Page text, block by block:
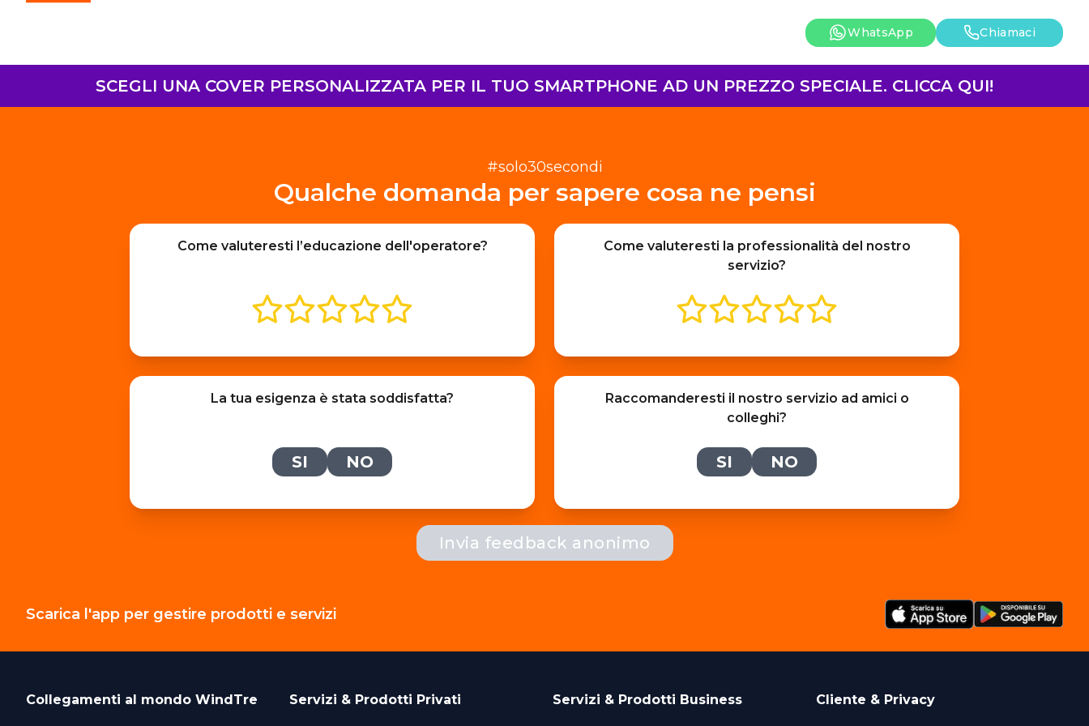
WhatsApp Chiamaci
SCEGLI UNA COVER PERSONALIZZATA PER IL TUO SMARTPHONE AD UN PREZZO SPECIALE. CLICCA QUI!
#solo30secondi
Qualche domanda per sapere cosa ne pensi
Come valuteresti l’educazione dell'operatore?
Come valuteresti la professionalità del nostro
servizio?
La tua esigenza è stata soddisfatta?
SI NO
Raccomanderesti il nostro servizio ad amici o
colleghi?
SI NO
Invia feedback anonimo
Scarica l'app per gestire prodotti e servizi
Collegamenti al mondo WindTre Servizi & Prodotti Privati Servizi & Prodotti Business Cliente & Privacy